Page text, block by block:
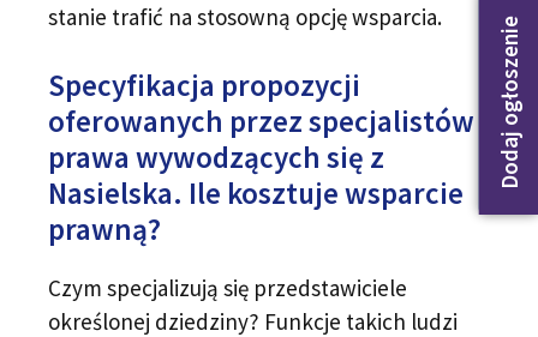
Dodaj ogłoszenie
stanie trafić na stosowną opcję wsparcia.
Specyfikacja propozycji
oferowanych przez specjalistów
prawa wywodzących się z
Nasielska. Ile kosztuje wsparcie
prawną?
Czym specjalizują się przedstawiciele
określonej dziedziny? Funkcje takich ludzi